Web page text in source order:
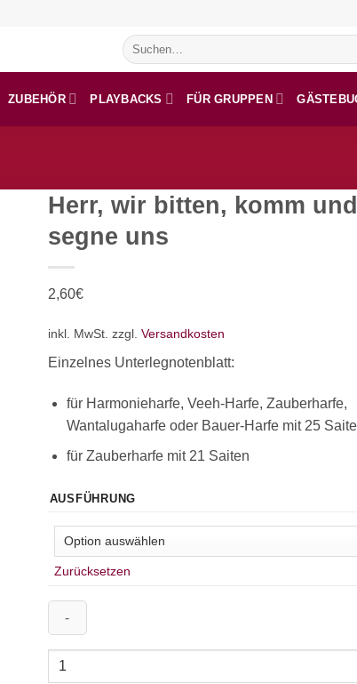
Suchen
nach:
ZUBEHÖR PLAYBACKS FÜR GRUPPEN
Herr, wir bitten, komm und
segne uns
2,60€
inkl. MwSt. zzgl. Versandkosten
Einzelnes Unterlegnotenblatt:
für Harmonieharfe, Veeh-Harfe, Zauberharfe,
Wantalugaharfe oder Bauer-Harfe mit 25
für Zauberharfe mit 21 Saiten
AUSFÜHRUNG
Zurücksetzen
Herr,